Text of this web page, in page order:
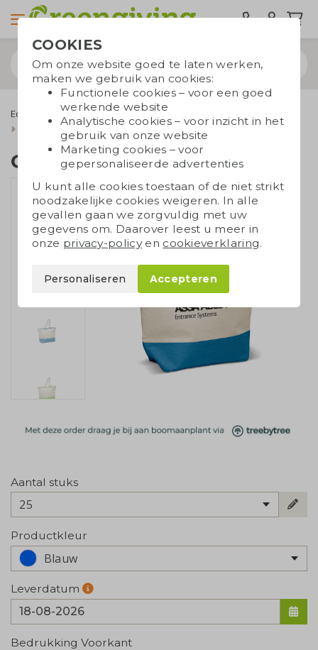
Eco tassen Draagtassen
Canvas tassen
Canvas tas met koord
Canvas tas met koord
Aantal stuks
25
Productkleur
Blauw
Leverdatum
Bedrukking Voorkant
COOKIES
Om onze website goed te laten werken,
maken we gebruik van cookies:
Functionele cookies – voor een goed
werkende website
Analytische cookies – voor inzicht in het
gebruik van onze website
Marketing cookies – voor
gepersonaliseerde advertenties
U kunt alle cookies toestaan of de niet strikt
noodzakelijke cookies weigeren. In alle
gevallen gaan we zorgvuldig met uw
gegevens om. Daarover leest u meer in
onze privacy-policyen cookieverklaring.
Personaliseren Accepteren